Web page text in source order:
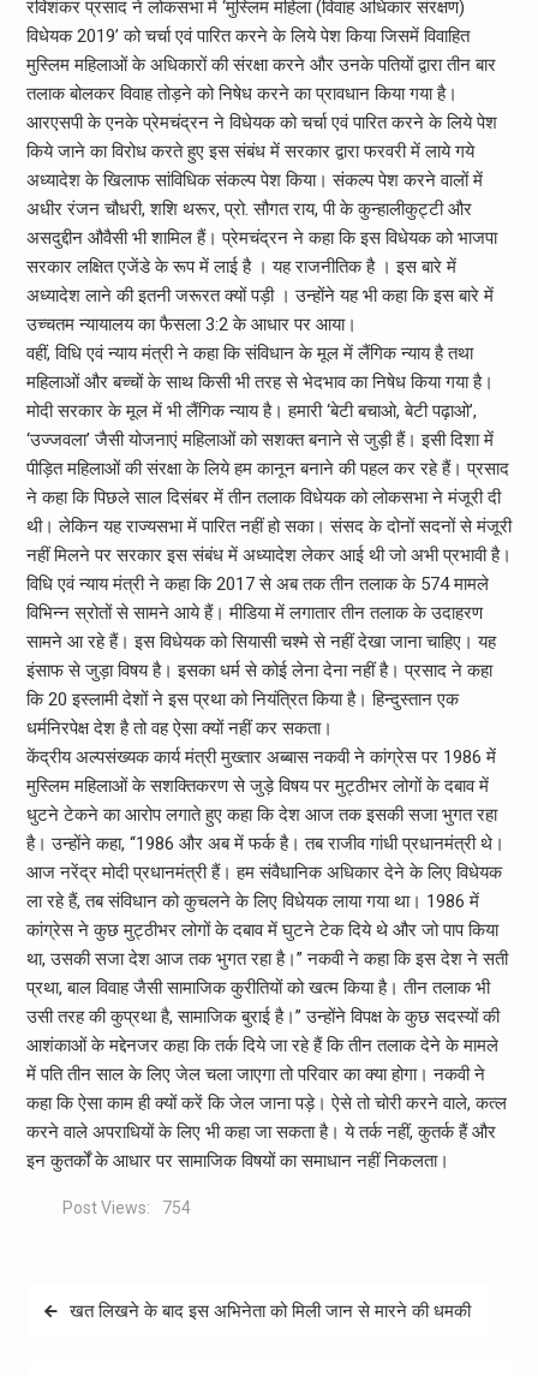
रविशंकर प्रसाद ने लोकसभा में ‘मुस्लिम महिला (विवाह अधिकार संरक्षण)
विधेयक 2019’ को चर्चा एवं पारित करने के लिये पेश किया जिसमें विवाहित
मुस्लिम महिलाओं के अधिकारों की संरक्षा करने और उनके पतियों द्वारा तीन बार
तलाक बोलकर विवाह तोड़ने को निषेध करने का प्रावधान किया गया है।
आरएसपी के एनके प्रेमचंद्रन ने विधेयक को चर्चा एवं पारित करने के लिये पेश
किये जाने का विरोध करते हुए इस संबंध में सरकार द्वारा फरवरी में लाये गये
अध्यादेश के खिलाफ सांविधिक संकल्प पेश किया। संकल्प पेश करने वालों में
अधीर रंजन चौधरी, शशि थरूर, प्रो. सौगत राय, पी के कुन्हालीकुट्टी और
असदुद्दीन औवैसी भी शामिल हैं। प्रेमचंद्रन ने कहा कि इस विधेयक को भाजपा
सरकार लक्षित एजेंडे के रूप में लाई है । यह राजनीतिक है । इस बारे में
अध्यादेश लाने की इतनी जरूरत क्यों पड़ी । उन्होंने यह भी कहा कि इस बारे में
उच्चतम न्यायालय का फैसला 3:2 के आधार पर आया।
वहीं, विधि एवं न्याय मंत्री ने कहा कि संविधान के मूल में लैंगिक न्याय है तथा
महिलाओं और बच्चों के साथ किसी भी तरह से भेदभाव का निषेध किया गया है।
मोदी सरकार के मूल में भी लैंगिक न्याय है। हमारी ‘बेटी बचाओ, बेटी पढ़ाओ’,
‘उज्जवला’ जैसी योजनाएं महिलाओं को सशक्त बनाने से जुड़ी हैं। इसी दिशा में
पीड़ित महिलाओं की संरक्षा के लिये हम कानून बनाने की पहल कर रहे हैं। प्रसाद
ने कहा कि पिछले साल दिसंबर में तीन तलाक विधेयक को लोकसभा ने मंजूरी दी
थी। लेकिन यह राज्यसभा में पारित नहीं हो सका। संसद के दोनों सदनों से मंजूरी
नहीं मिलने पर सरकार इस संबंध में अध्यादेश लेकर आई थी जो अभी प्रभावी है।
विधि एवं न्याय मंत्री ने कहा कि 2017 से अब तक तीन तलाक के 574 मामले
विभिन्न स्रोतों से सामने आये हैं। मीडिया में लगातार तीन तलाक के उदाहरण
सामने आ रहे हैं। इस विधेयक को सियासी चश्मे से नहीं देखा जाना चाहिए। यह
इंसाफ से जुड़ा विषय है। इसका धर्म से कोई लेना देना नहीं है। प्रसाद ने कहा
कि 20 इस्लामी देशों ने इस प्रथा को नियंत्रित किया है। हिन्दुस्तान एक
धर्मनिरपेक्ष देश है तो वह ऐसा क्यों नहीं कर सकता।
केंद्रीय अल्पसंख्यक कार्य मंत्री मुख्तार अब्बास नकवी ने कांग्रेस पर 1986 में
मुस्लिम महिलाओं के सशक्तिकरण से जुड़े विषय पर मुट्ठीभर लोगों के दबाव में
धुटने टेकने का आरोप लगाते हुए कहा कि देश आज तक इसकी सजा भुगत रहा
है। उन्होंने कहा, ‘‘1986 और अब में फर्क है। तब राजीव गांधी प्रधानमंत्री थे।
आज नरेंद्र मोदी प्रधानमंत्री हैं। हम संवैधानिक अधिकार देने के लिए विधेयक
ला रहे हैं, तब संविधान को कुचलने के लिए विधेयक लाया गया था। 1986 में
कांग्रेस ने कुछ मुट्ठीभर लोगों के दबाव में घुटने टेक दिये थे और जो पाप किया
था, उसकी सजा देश आज तक भुगत रहा है।’’ नकवी ने कहा कि इस देश ने सती
प्रथा, बाल विवाह जैसी सामाजिक कुरीतियों को खत्म किया है। तीन तलाक भी
उसी तरह की कुप्रथा है, सामाजिक बुराई है।’’ उन्होंने विपक्ष के कुछ सदस्यों की
आशंकाओं के मद्देनजर कहा कि तर्क दिये जा रहे हैं कि तीन तलाक देने के मामले
में पति तीन साल के लिए जेल चला जाएगा तो परिवार का क्या होगा। नकवी ने
कहा कि ऐसा काम ही क्यों करें कि जेल जाना पड़े। ऐसे तो चोरी करने वाले, कत्ल
करने वाले अपराधियों के लिए भी कहा जा सकता है। ये तर्क नहीं, कुतर्क हैं और
इन कुतर्कों के आधार पर सामाजिक विषयों का समाधान नहीं निकलता।
Post Views: 754
Postखत लिखने के बाद इस अभिनेता को मिली जान से मारने की धमकी